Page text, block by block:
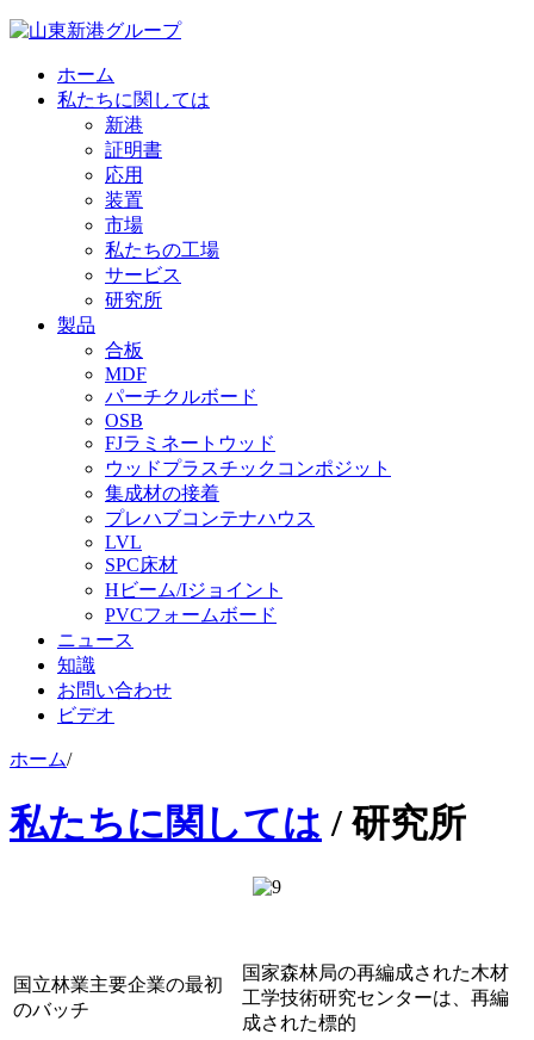
ホーム
私たちに関しては
新港
証明書
応用
装置
市場
私たちの工場
サービス
研究所
製品
合板
MDF
パーチクルボード
OSB
FJラミネートウッド
ウッドプラスチックコンポジット
集成材の接着
プレハブコンテナハウス
LVL
SPC床材
Hビーム/Iジョイント
PVCフォームボード
ニュース
知識
お問い合わせ
ビデオ
ホーム/
私たちに関しては / 研究所
国立林業主要企業の最初
のバッチ
国家森林局の再編成された木材
工学技術研究センターは、再編
成された標的